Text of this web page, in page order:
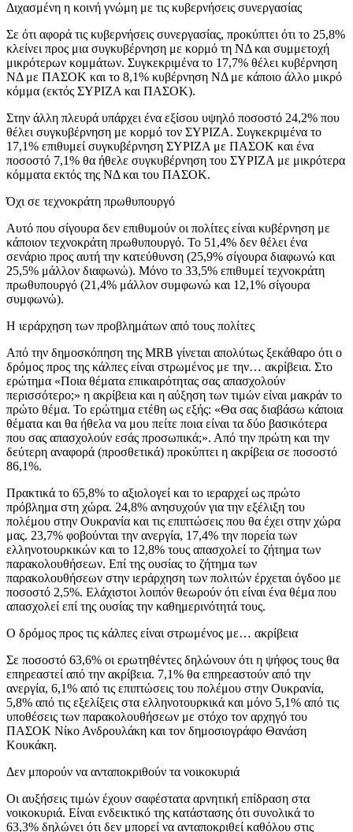
Διχασμένη η κοινή γνώμη με τις κυβερνήσεις συνεργασίας
Σε ότι αφορά τις κυβερνήσεις συνεργασίας, προκύπτει ότι το 25,8%
κλείνει προς μια συγκυβέρνηση με κορμό τη ΝΔ και συμμετοχή
μικρότερων κομμάτων. Συγκεκριμένα το 17,7% θέλει κυβέρνηση
ΝΔ με ΠΑΣΟΚ και το 8,1% κυβέρνηση ΝΔ με κάποιο άλλο μικρό
κόμμα (εκτός ΣΥΡΙΖΑ και ΠΑΣΟΚ).
Στην άλλη πλευρά υπάρχει ένα εξίσου υψηλό ποσοστό 24,2% που
θέλει συγκυβέρνηση με κορμό τον ΣΥΡΙΖΑ. Συγκεκριμένα το
17,1% επιθυμεί συγκυβέρνηση ΣΥΡΙΖΑ με ΠΑΣΟΚ και ένα
ποσοστό 7,1% θα ήθελε συγκυβέρνηση του ΣΥΡΙΖΑ με μικρότερα
κόμματα εκτός της ΝΔ και του ΠΑΣΟΚ.
Όχι σε τεχνοκράτη πρωθυπουργό
Αυτό που σίγουρα δεν επιθυμούν οι πολίτες είναι κυβέρνηση με
κάποιον τεχνοκράτη πρωθυπουργό. Το 51,4% δεν θέλει ένα
σενάριο προς αυτή την κατεύθυνση (25,9% σίγουρα διαφωνώ και
25,5% μάλλον διαφωνώ). Μόνο το 33,5% επιθυμεί τεχνοκράτη
πρωθυπουργό (21,4% μάλλον συμφωνώ και 12,1% σίγουρα
συμφωνώ).
Η ιεράρχηση των προβλημάτων από τους πολίτες
Από την δημοσκόπηση της MRB γίνεται απολύτως ξεκάθαρο ότι ο
δρόμος προς της κάλπες είναι στρωμένος με την… ακρίβεια. Στο
ερώτημα «Ποια θέματα επικαιρότητας σας απασχολούν
περισσότερο;» η ακρίβεια και η αύξηση των τιμών είναι μακράν το
πρώτο θέμα. Το ερώτημα ετέθη ως εξής: «Θα σας διαβάσω κάποια
θέματα και θα ήθελα να μου πείτε ποια είναι τα δύο βασικότερα
που σας απασχολούν εσάς προσωπικά;». Από την πρώτη και την
δεύτερη αναφορά (προσθετικά) προκύπτει η ακρίβεια σε ποσοστό
86,1%.
Πρακτικά το 65,8% το αξιολογεί και το ιεραρχεί ως πρώτο
πρόβλημα στη χώρα. 24,8% ανησυχούν για την εξέλιξη του
πολέμου στην Ουκρανία και τις επιπτώσεις που θα έχει στην χώρα
μας. 23,7% φοβούνται την ανεργία, 17,4% την πορεία των
ελληνοτουρκικών και το 12,8% τους απασχολεί το ζήτημα των
παρακολουθήσεων. Επί της ουσίας το ζήτημα των
παρακολουθήσεων στην ιεράρχηση των πολιτών έρχεται όγδοο με
ποσοστό 2,5%. Ελάχιστοι λοιπόν θεωρούν ότι είναι ένα θέμα που
απασχολεί επί της ουσίας την καθημερινότητά τους.
Ο δρόμος προς τις κάλπες είναι στρωμένος με… ακρίβεια
Σε ποσοστό 63,6% οι ερωτηθέντες δηλώνουν ότι η ψήφος τους θα
επηρεαστεί από την ακρίβεια. 7,1% θα επηρεαστούν από την
ανεργία, 6,1% από τις επιπτώσεις του πολέμου στην Ουκρανία,
5,8% από τις εξελίξεις στα ελληνοτουρκικά και μόνο 5,1% από τις
υποθέσεις των παρακολουθήσεων με στόχο τον αρχηγό του
ΠΑΣΟΚ Νίκο Ανδρουλάκη και τον δημοσιογράφο Θανάση
Κουκάκη.
Δεν μπορούν να ανταποκριθούν τα νοικοκυριά
Οι αυξήσεις τιμών έχουν σαφέστατα αρνητική επίδραση στα
νοικοκυριά. Είναι ενδεικτικό της κατάστασης ότι συνολικά το
63,3% δηλώνει ότι δεν μπορεί να ανταποκριθεί καθόλου στις